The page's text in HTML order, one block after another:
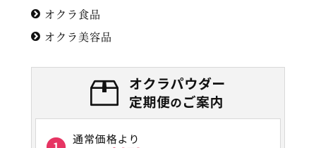
オクラ食品
オクラ美容品